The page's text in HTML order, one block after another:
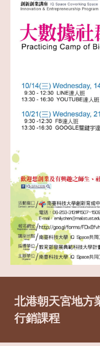
北港朝天宮地方
行銷課程